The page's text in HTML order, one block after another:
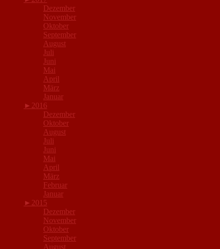
Dezember
November
Oktober
September
August
Juli
Juni
Mai
April
März
Januar
► 2016
Dezember
Oktober
August
Juli
Juni
Mai
April
März
Februar
Januar
► 2015
Dezember
November
Oktober
September
August